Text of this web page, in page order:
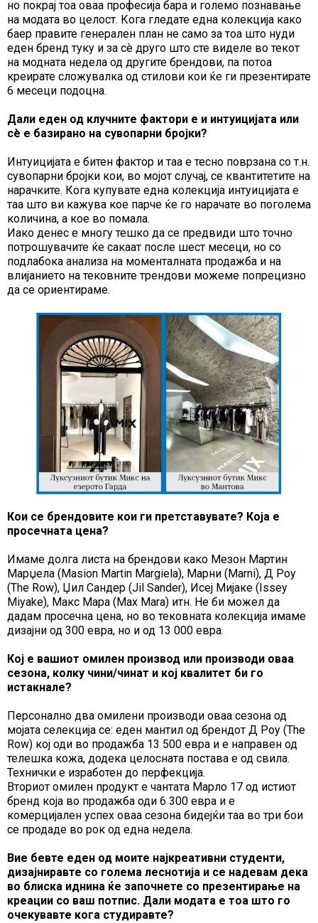
но покрај тоа оваа професија бара и големо познавање
на модата во целост. Кога гледате една колекција како
баер правите генерален план не само за тоа што нуди
еден бренд туку и за сè друго што сте виделе во текот
на модната недела од другите брендови, па потоа
креирате сложувалка од стилови кои ќе ги презентирате
6 месеци подоцна.
Дали еден од клучните фактори е и интуицијата или
сè е базирано на сувопарни бројки?
Интуицијата е битен фактор и таа е тесно поврзана со т.н.
сувопарни бројки кои, во мојот случај, се квантитетите на
нарачките. Кога купувате една колекција интуицијата е
таа што ви кажува кое парче ќе го нарачате во поголема
количина, а кое во помала.
Иако денес е многу тешко да се предвиди што точно
потрошувачите ќе сакаат после шест месеци, но со
подлабока анализа на моменталната продажба и на
влијанието на тековните трендови можеме попрецизно
да се ориентираме.
Кои се брендовите кои ги претставувате? Која е
просечната цена?
Имаме долга листа на брендови како Мезон Мартин
Марџела (Masion Martin Margiela), Марни (Marni), Д Роу
(The Row), Џил Сандер (Jil Sander), Исеј Мијаке (Issey
Miyake), Макс Мара (Max Mara) итн. Не би можел да
дадам просечна цена, но во тековната колекција имаме
дизајни од 300 евра, но и од 13 000 евра.
Кој е вашиот омилен производ или производи оваа
сезона, колку чини/чинат и кој квалитет би го
истакнале?
Персонално два омилени производи оваа сезона од
мојата селекција се: еден мантил од брендот Д Роу (The
Row) кој оди во продажба 13 500 евра и е направен од
телешка кожа, додека целосната постава е од свила.
Технички е изработен до перфекција.
Вториот омилен продукт е чантата Марло 17 од истиот
бренд која во продажба оди 6 300 евра и е
комерцијален успех оваа сезона бидејќи таа во три бои
се продаде во рок од една недела.
Вие бевте еден од моите најкреативни студенти,
дизајниравте со голема леснотија и се надевам дека
во блиска иднина ќе започнете со презентирање на
креации со ваш потпис. Дали модата е тоа што го
очекувавте кога студиравте?